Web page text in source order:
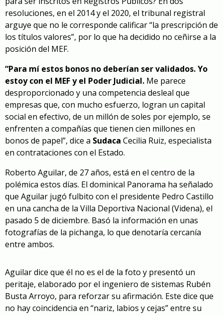
resoluciones, en el 2014 y el 2020, el tribunal registral
arguye que no le corresponde calificar “la prescripción de
los títulos valores”, por lo que ha decidido no ceñirse a la
posición del MEF.
“Para mí estos bonos no deberían ser validados. Yo
estoy con el MEF y el Poder Judicial. Me parece
desproporcionado y una competencia desleal que
empresas que, con mucho esfuerzo, logran un capital
social en efectivo, de un millón de soles por ejemplo, se
enfrenten a compañías que tienen cien millones en
bonos de papel”, dice a Sudaca Cecilia Ruiz, especialista
en contrataciones con el Estado.
Roberto Aguilar, de 27 años, está en el centro de la
polémica estos días. El dominical Panorama ha señalado
que Aguilar jugó fulbito con el presidente Pedro Castillo
en una cancha de la Villa Deportiva Nacional (Videna), el
pasado 5 de diciembre. Basó la información en unas
fotografías de la pichanga, lo que denotaría cercanía
entre ambos.
Aguilar dice que él no es el de la foto y presentó un
peritaje, elaborado por el ingeniero de sistemas Rubén
Busta Arroyo, para reforzar su afirmación. Este dice que
no hay coincidencia en “nariz, labios y cejas” entre su